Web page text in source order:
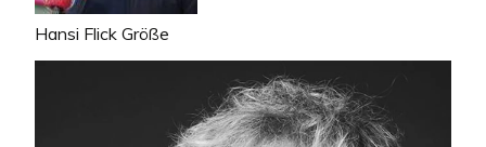
Hansi Flick Größe